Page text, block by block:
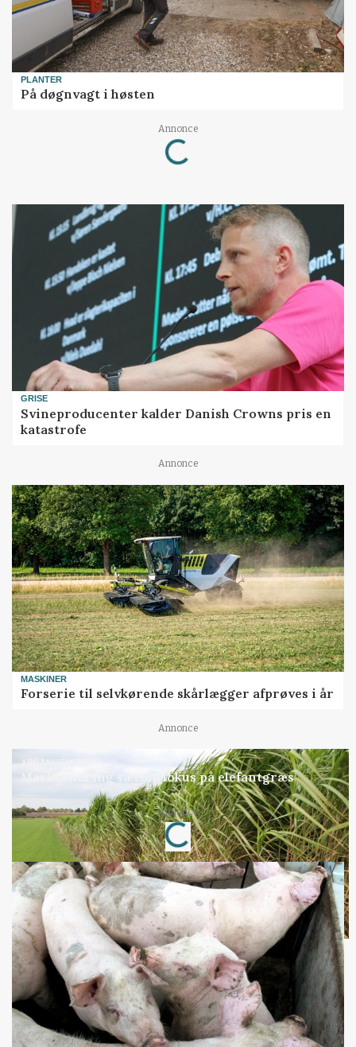
PLANTER
På døgnvagt i høsten
Annonce
Loading...
GRISE
Svineproducenter kalder Danish Crowns pris en
katastrofe
Annonce
MASKINER
Forserie til selvkørende skårlægger afprøves i år
Annonce
ARRANGEMENT
Markvandring sætter fokus på elefantgræs
Annonce
Loading...